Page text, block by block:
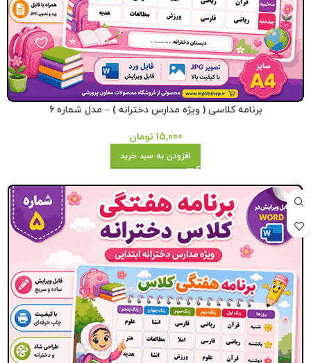
برنامه کلاسی ( ویژه مدارس دخترانه ) – مدل شماره 6
15,000 تومان
افزودن به سبد خرید